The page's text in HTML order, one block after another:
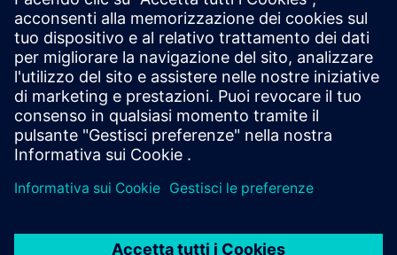
Ebook| L'ingegneria dell'automazione di linea porta il
futuro nel settore automobilistico
Caso di studio | Sfruttare soluzioni tecnologiche
innovative per i nastri trasportatori per produrre l'eCar
Porsche Taycan